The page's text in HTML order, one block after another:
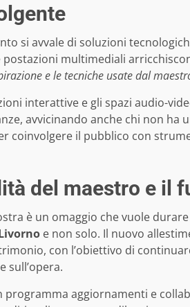
si avvale di soluzioni
postazioni multimediali
e le tecniche usate dal
interattive e gli spazi audio-
avvicinando anche chi non ha
coinvolgere il pubblico con
del maestro e il
è un omaggio che vuole
e non solo. Il nuovo
con l’obiettivo di
sull’opera.
programma aggiornamenti e